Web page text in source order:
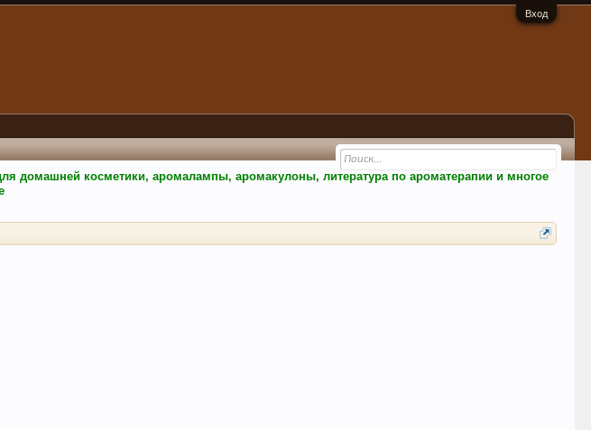
Вход
домашней косметики, аромалампы, аромакулоны, литература по ароматерапии и многое